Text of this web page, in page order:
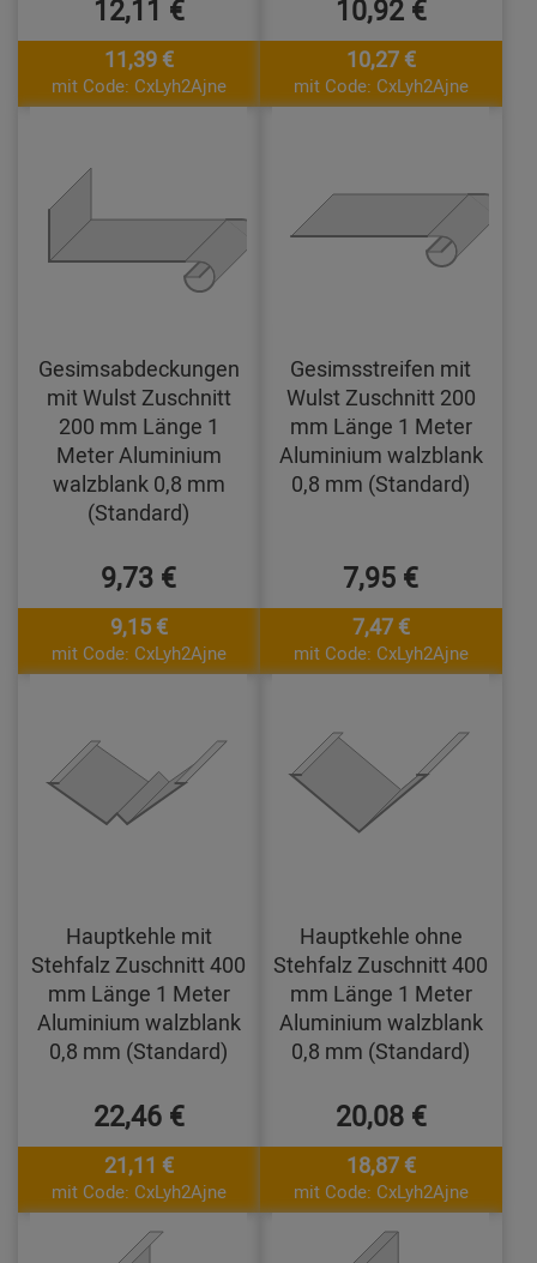
12,11 €
11,39 €
mit Code: CxLyh2Ajne
10,92 €
10,27 €
mit Code: CxLyh2Ajne
Gesimsabdeckungen
mit Wulst Zuschnitt
200 mm Länge 1
Meter Aluminium
walzblank 0,8 mm
(Standard)
9,73 €
9,15 €
mit Code: CxLyh2Ajne
Gesimsstreifen mit
Wulst Zuschnitt 200
mm Länge 1 Meter
Aluminium walzblank
0,8 mm (Standard)
7,95 €
7,47 €
mit Code: CxLyh2Ajne
Hauptkehle mit
Stehfalz Zuschnitt 400
mm Länge 1 Meter
Aluminium walzblank
0,8 mm (Standard)
22,46 €
21,11 €
mit Code: CxLyh2Ajne
Hauptkehle ohne
Stehfalz Zuschnitt 400
mm Länge 1 Meter
Aluminium walzblank
0,8 mm (Standard)
20,08 €
18,87 €
mit Code: CxLyh2Ajne